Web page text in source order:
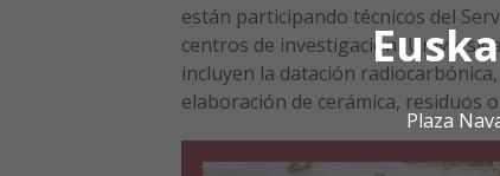
Plaza
están participando técnicos del
centros de investigación
incluyen la datación
elaboración de cerámica, residuos